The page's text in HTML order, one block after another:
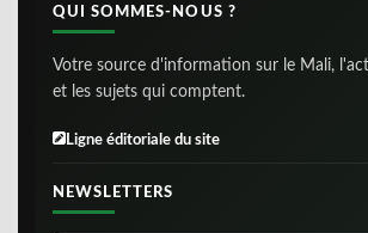
QUI SOMMES-NOUS ?
Votre source d'information sur le Mali,
et les sujets qui comptent.
Ligne éditoriale du site
NEWSLETTERS